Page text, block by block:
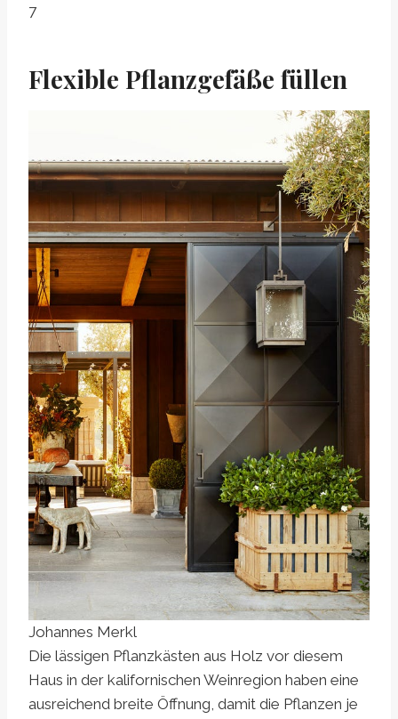
7
Flexible Pflanzgefäße füllen
Johannes Merkl
Die lässigen Pflanzkästen aus Holz vor diesem
Haus in der kalifornischen Weinregion haben eine
ausreichend breite Öffnung, damit die Pflanzen je